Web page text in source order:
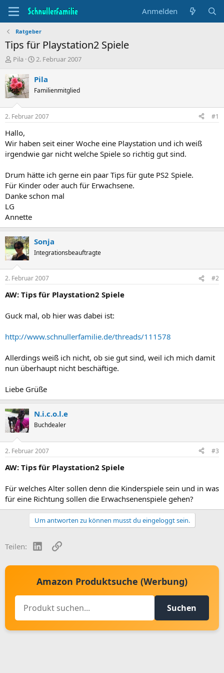
Anmelden
Ratgeber
Tips für Playstation2 Spiele
T
e
m
e
n
s
t
a
r
t
e
Pila
B
g
n
d
a
m
2. Februar 2007
Pila
Familienmitglied
2. Februar 2007 #1
Hallo,
Wir haben seit einer Woche eine Playstation und ich weiß
irgendwie gar nicht welche Spiele so richtig gut sind.
Drum hätte ich gerne ein paar Tips für gute PS2 Spiele.
Für Kinder oder auch für Erwachsene.
Danke schon mal
LG
Annette
Sonja
Integrationsbeauftragte
2. Februar 2007 #2
AW: Tips für Playstation2 Spiele
Guck mal, ob hier was dabei ist:
http://www.schnullerfamilie.de/threads/111578
Allerdings weiß ich nicht, ob sie gut sind, weil ich mich damit
nun überhaupt nicht beschäftige.
Liebe Grüße
N.i.c.o.l.e
Buchdealer
2. Februar 2007 #3
AW: Tips für Playstation2 Spiele
Für welches Alter sollen denn die Kinderspiele sein und in was
für eine Richtung sollen die Erwachsenenspiele gehen?
Um antworten zu können musst du eingeloggt sein.
Teilen: LinkedInLink
Amazon Produktsuche (Werbung)
Suchen